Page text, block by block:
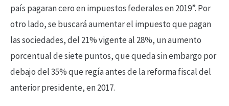
país pagaran cero en impuestos federales en 2019”. Por
otro lado, se buscará aumentar el impuesto que pagan
las sociedades, del 21% vigente al 28%, un aumento
porcentual de siete puntos, que queda sin embargo por
debajo del 35% que regía antes de la reforma fiscal del
anterior presidente, en 2017.